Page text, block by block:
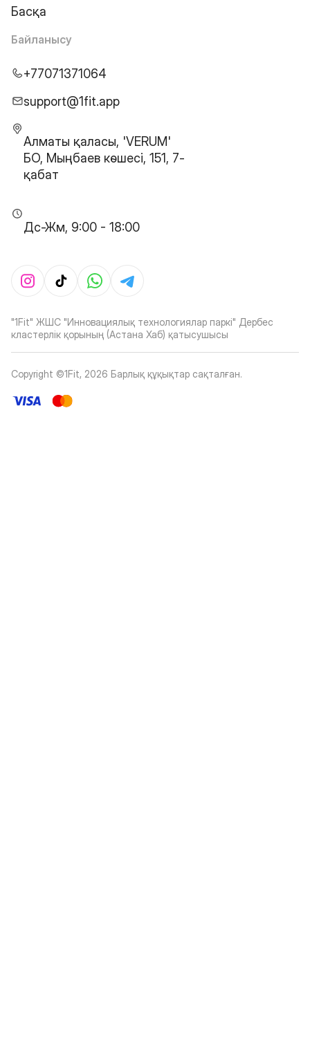
Басқа
Байланысу
+77071371064
support@1fit.app
Алматы қаласы, 'VERUM'
БО, Мыңбаев көшесі, 151, 7-
қабат
Дс-Жм, 9:00 - 18:00
"1Fit" ЖШС "Инновациялық технологиялар паркі" Дербес
кластерлік қорының (Астана Хаб) қатысушысы
Copyright ©1Fit, 2026 Барлық құқықтар сақталған.